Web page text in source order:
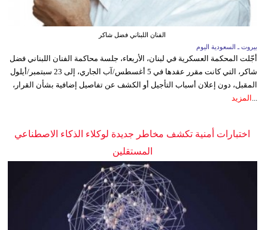
الفنان اللبناني فضل شاكر
بيروت ـ السعودية اليوم
أجّلت المحكمة العسكرية في لبنان، الأربعاء، جلسة محاكمة الفنان اللبناني فضل
شاكر، التي كانت مقرر عقدها في 5 أغسطس/آب الجاري، إلى 23 سبتمبر/أيلول
المقبل، دون إعلان أسباب التأجيل أو الكشف عن تفاصيل إضافية بشأن القرار،
المزيد
اختبارات أمنية تكشف مخاطر جديدة لوكلاء الذكاء الاصطناعي
المستقلين